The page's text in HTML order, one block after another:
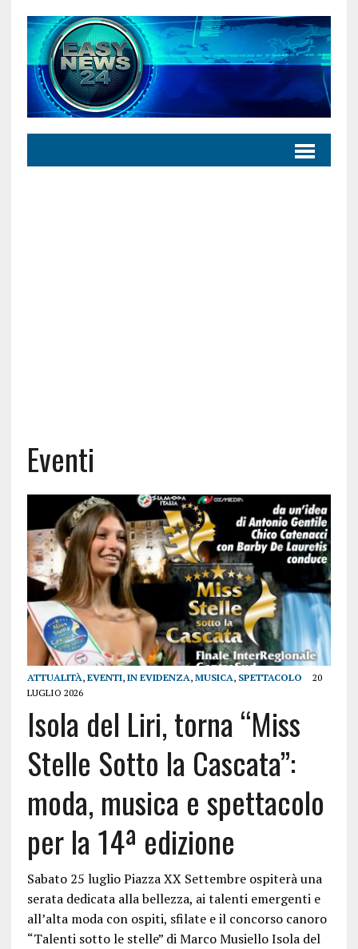
Eventi
ATTUALITÀ, EVENTI, IN EVIDENZA, MUSICA, SPETTACOLO
20
LUGLIO 2026
Isola del Liri, torna “Miss
Stelle Sotto la Cascata”:
moda, musica e spettacolo
per la 14ª edizione
Sabato 25 luglio Piazza XX Settembre ospiterà una
serata dedicata alla bellezza, ai talenti emergenti e
all’alta moda con ospiti, sfilate e il concorso canoro
“Talenti sotto le stelle” di Marco Musiello Isola del